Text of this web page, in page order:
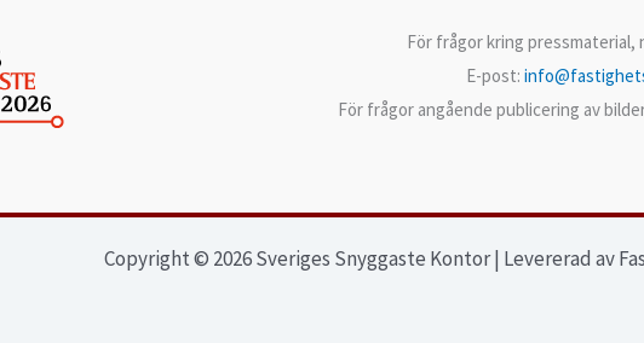
För frågor kring pressmaterial,
E-post:
För frågor angående publicering av
Copyright © 2026 Sveriges Snyggaste Kontor | Levererad av